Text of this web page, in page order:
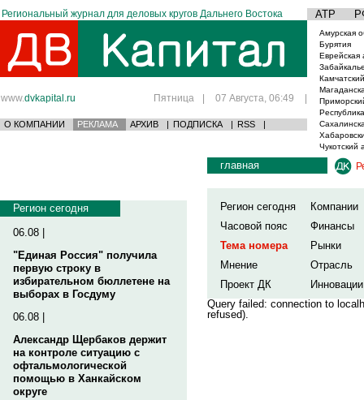
Региональный журнал для деловых кругов Дальнего Востока АТР
www.dvkapital.ru Пятница | 07 Августа, 06:49 |
О КОМПАНИИ РЕКЛАМА АРХИВ | ПОДПИСКА | RSS |
Амурская
Бурятия
Еврейская
Чукотский
Регион сегодня
06.08 |
"Единая Россия" получила
первую строку в
избирательном бюллетене на
выборах в Госдуму
06.08 |
Александр Щербаков держит
на контроле ситуацию с
офтальмологической
помощью в Ханкайском
округе
главная
Регион сегодня
Компании
Часовой пояс
Финансы
Тема номера
Рынки
Мнение
Отрасль
Проект ДК
Инновации
Query failed: connection to
refused).